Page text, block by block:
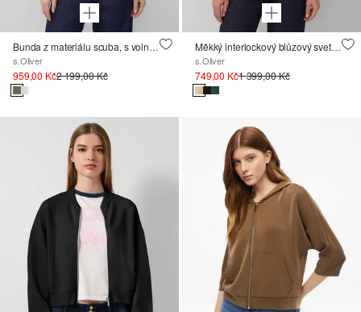
Bunda z materiálu scuba, s volnějším střihem Relaxed Fit
s.Oliver
959,00 Kč2 199,00 Kč
Měkký interlockový blůzový svetr s rozparky na kapsách
s.Oliver
749,00 Kč1 399,00 Kč